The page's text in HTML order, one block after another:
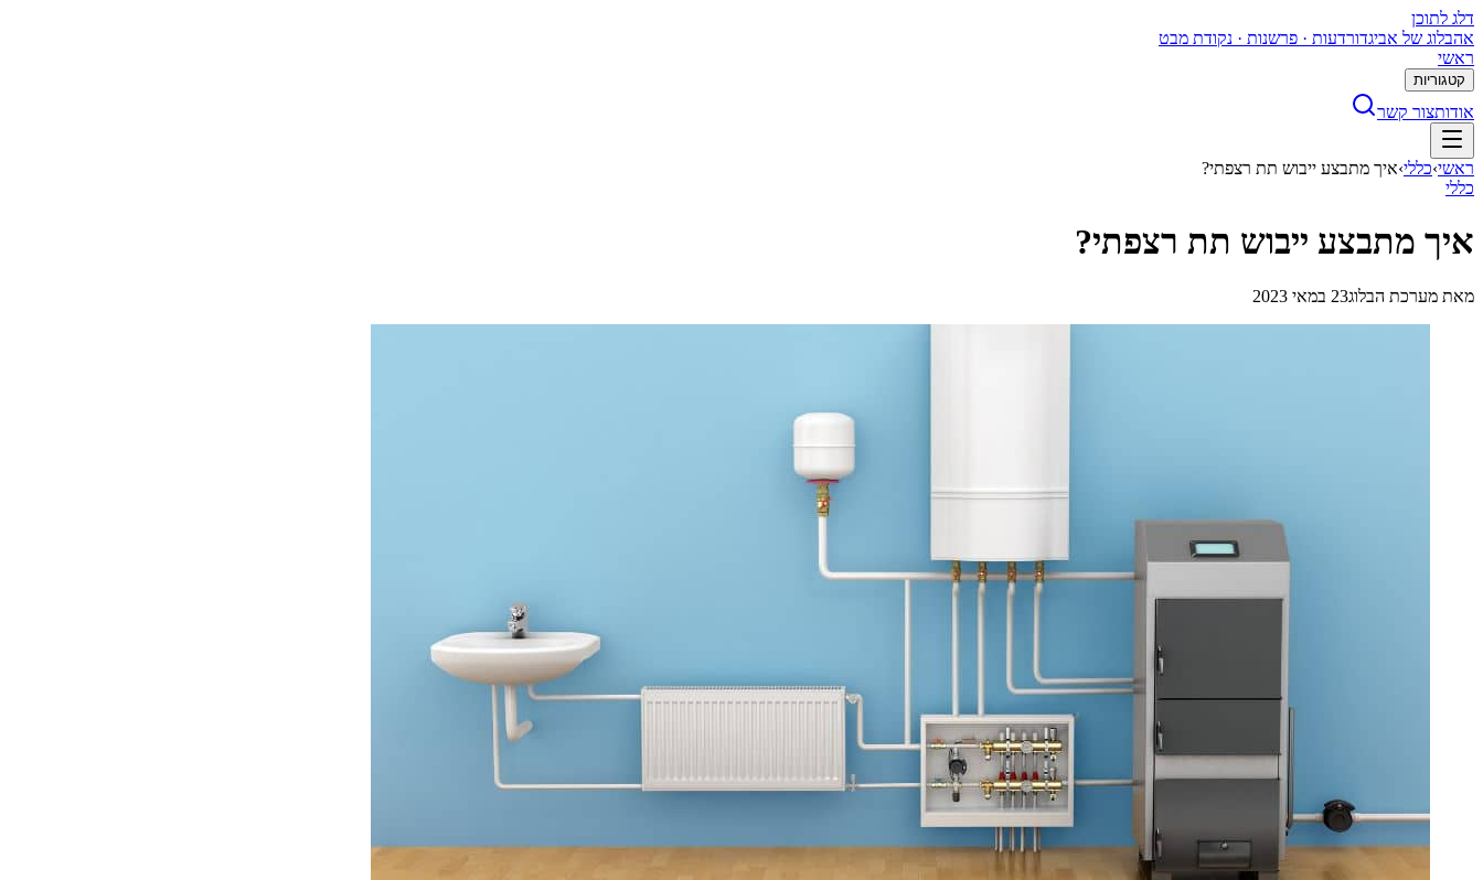
דלג לתוכן
אהבלוג של אביגדורדעות · פרשנות · נקודת מבט
ראשי
קטגוריות
אודותצור קשר
ראשי›כללי›איך מתבצע ייבוש תת רצפתי?
כללי
איך מתבצע ייבוש תת רצפתי?
מאת מערכת הבלוג23 במאי 2023